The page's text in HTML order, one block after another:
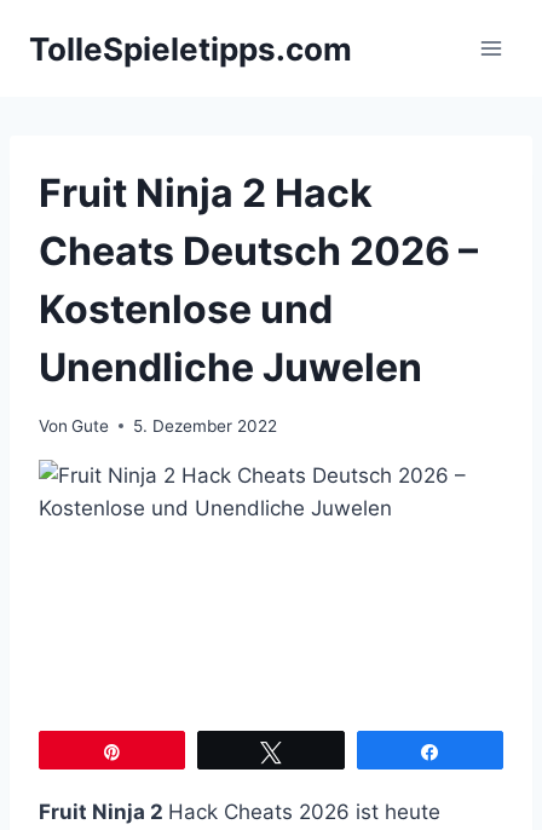
InhaltTolleSpieletipps.com
Fruit Ninja 2 Hack
Cheats Deutsch 2026 –
Kostenlose und
Unendliche Juwelen
Von Gute 5. Dezember 2022
Fruit Ninja 2 Hack Cheats 2026 ist heute